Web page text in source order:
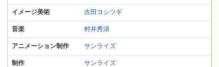
イメージ美術 吉田ヨシツギ
音楽 村井秀清
アニメーション制作 サンライズ
制作 サンライズ